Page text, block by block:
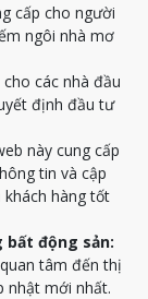
cấp cho người
ngôi nhà mơ
các nhà đầu
định đầu tư
này cung cấp
tin và cập
hàng tốt
động sản:
tâm đến thị
nhật mới nhất.